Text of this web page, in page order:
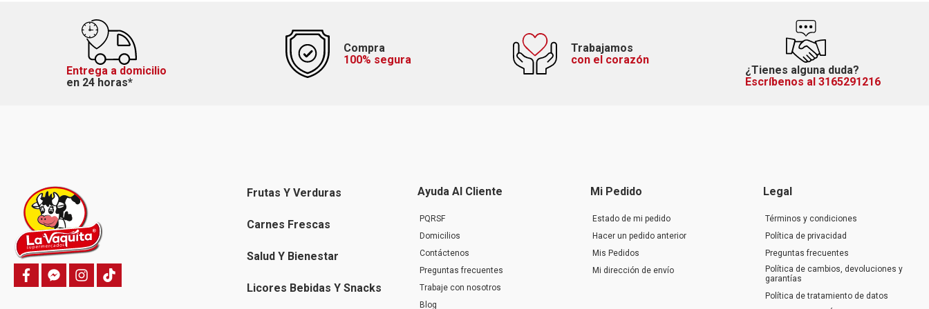
Entrega a domicilio
en 24 horas*
Compra
100% segura
Trabajamos
con el corazón
¿Tienes alguna duda?
Escríbenos al 3165291216
f
a
f
a
i
n
T
i
Frutas Y Verduras
Carnes Frescas
Salud Y Bienestar
Licores Bebidas Y Snacks
Ayuda Al Cliente
PQRSF
Domicilios
Contáctenos
Preguntas frecuentes
Trabaje con nosotros
Blog
Mi Pedido
Estado de mi pedido
Hacer un pedido anterior
Mis Pedidos
Mi dirección de envío
Legal
Términos y condiciones
Política de privacidad
Preguntas frecuentes
Política de cambios, devoluciones y
garantías
Política de tratamiento de datos